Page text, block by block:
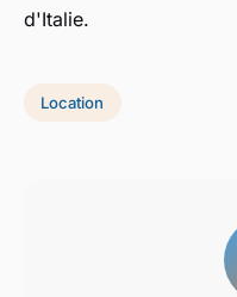
d'Italie.
Location